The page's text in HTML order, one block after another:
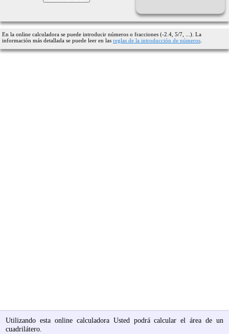
En la online calculadora se puede introducir números o fracciones (-2.4, 5/7, ...). La
información más detallada se puede leer en las reglas de la introducción de números.
Utilizando esta online calculadora Usted podrá calcular el área de un
cuadrilátero.